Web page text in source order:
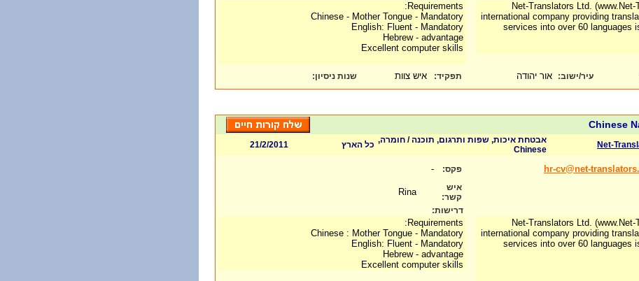
Net-Translators Ltd.
international company providing
services into over 60 languages
Requirements:
Chinese - Mother Tongue - Mandatory
English: Fluent - Mandatory
Hebrew - advantage
Excellent computer skills
עיר/ישוב: אור יהודה תפקיד: איש צוות שנות ניסיון:
Chinese
Net-
אבטחת איכות, שפות ותרגום, תוכנה / חומרה,
Chinese
כל הארץ
21/2/2011
hr-cv@net- פקס: -
איש
קשר:
Rina
Net-Translators Ltd.
international company providing
services into over 60 languages
דרישות:
Requirements:
Chinese : Mother Tongue - Mandatory
English: Fluent - Mandatory
Hebrew - advantage
Excellent computer skills